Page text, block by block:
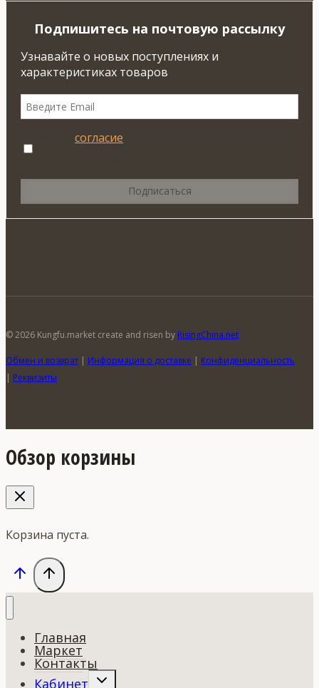
Подпишитесь на почтовую рассылку
Узнавайте о новых поступлениях и
характеристиках товаров
согласие
© 2026 Kungfu.market create and risen by RisingChina.net
Обмен и возврат | Информация о доставке | Конфиденциальность
| Реквизиты
Обзор корзины
Корзина пуста.
Главная
Маркет
Контакты
Кабинет
Переключить